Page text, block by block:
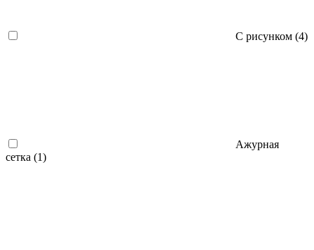
С рисунком (4)
Ажурная
сетка (1)